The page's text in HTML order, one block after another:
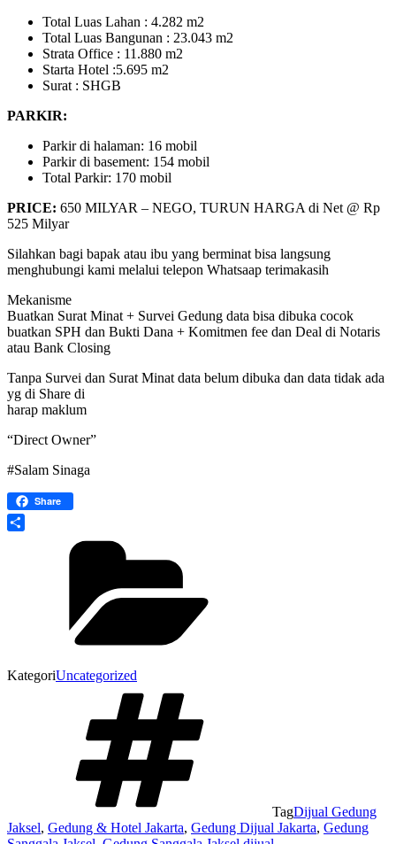
Total Luas Lahan : 4.282 m2
Total Luas Bangunan : 23.043 m2
Strata Office : 11.880 m2
Starta Hotel :5.695 m2
Surat : SHGB
PARKIR:
Parkir di halaman: 16 mobil
Parkir di basement: 154 mobil
Total Parkir: 170 mobil
PRICE: 650 MILYAR – NEGO, TURUN HARGA di Net @ Rp
525 Milyar
Silahkan bagi bapak atau ibu yang berminat bisa langsung
menghubungi kami melalui telepon Whatsaap terimakasih
Mekanisme
Buatkan Surat Minat + Survei Gedung data bisa dibuka cocok
buatkan SPH dan Bukti Dana + Komitmen fee dan Deal di Notaris
atau Bank Closing
Tanpa Survei dan Surat Minat data belum dibuka dan data tidak ada
yg di Share di
harap maklum
“Direct Owner”
#Salam Sinaga
Share
KategoriUncategorized
TagDijual Gedung
Jaksel, Gedung & Hotel Jakarta, Gedung Dijual Jakarta, Gedung